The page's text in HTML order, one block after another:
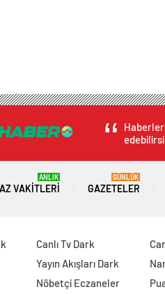
VAKITLERI
ANLIK
GAZETELER
GÜNLÜK
Canlı Tv Dark
Yayın Akışları Dark
Nöbetçi Eczaneler